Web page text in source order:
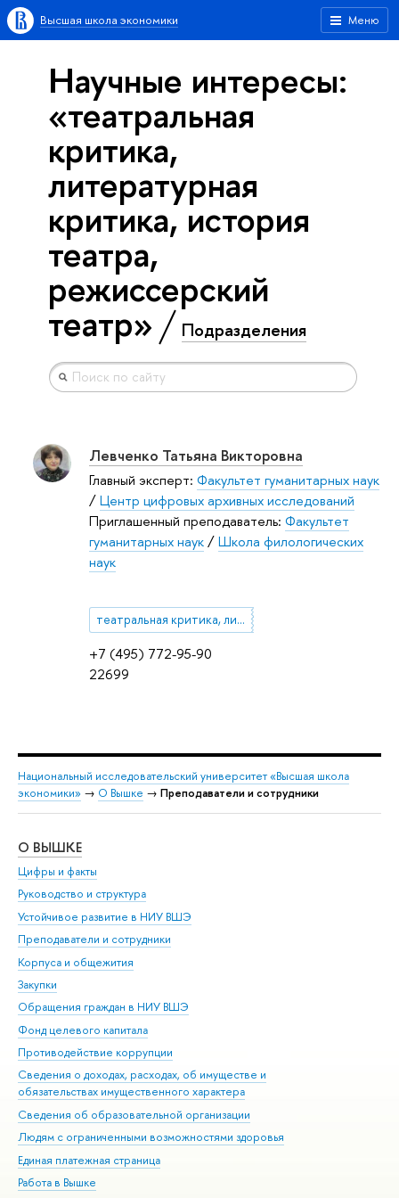
Меню
Высшая школа экономики
Научные интересы:
«театральная
критика,
литературная
критика, история
театра,
режиссерский
театр» Подразделения
+7 (495) 772-95-90
22699
Левченко Татьяна Викторовна
Главный эксперт: Факультет гуманитарных наук
/Центр цифровых архивных исследований
Приглашенный преподаватель: Факультет
гуманитарных наук/Школа филологических
наук
театральная критика, литературная критика, история театра, режиссерский театр
Национальный исследовательский университет «Высшая школа
экономики» → О Вышке → Преподаватели и сотрудники
О ВЫШКЕ
Цифры и факты
Руководство и структура
Устойчивое развитие в НИУ ВШЭ
Преподаватели и сотрудники
Корпуса и общежития
Закупки
Обращения граждан в НИУ ВШЭ
Фонд целевого капитала
Противодействие коррупции
Сведения о доходах, расходах, об имуществе и
обязательствах имущественного характера
Сведения об образовательной организации
Людям с ограниченными возможностями здоровья
Единая платежная страница
Работа в Вышке